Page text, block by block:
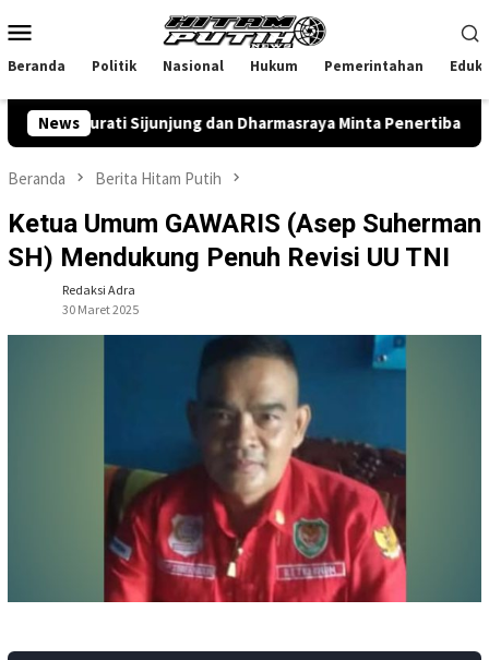
ke
Mobile
Beranda Politik Nasional Hukum Pemerintahan
News
Surati Sijunjung dan Dharmasraya Minta Penertiban PETI
Beranda Berita Hitam Putih
Ketua Umum GAWARIS (Asep Suherman
SH) Mendukung Penuh Revisi UU TNI
Redaksi Adra
30 Maret 2025